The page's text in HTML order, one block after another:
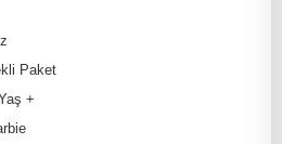
Paket
+